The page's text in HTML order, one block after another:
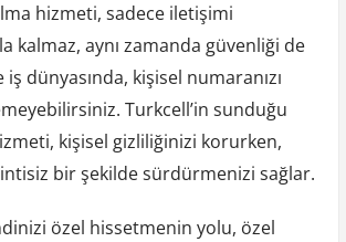
hizmeti, sadece iletişimi
kalmaz, aynı zamanda güvenliği de
iş dünyasında, kişisel numaranızı
Turkcell’in sunduğu
kişisel gizliliğinizi korurken,
bir şekilde sürdürmenizi sağlar.
özel hissetmenin yolu, özel